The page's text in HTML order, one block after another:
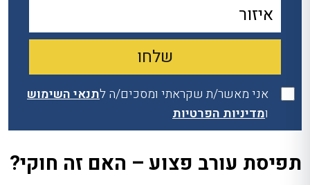
אני מאשר/ת שקראתי ומסכים/ה לתנאי השימוש
ומדיניות הפרטיות
תפיסת עורב פצוע – האם זה חוקי?